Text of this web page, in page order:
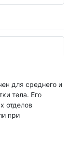
для среднего и
тела. Его
отделов
при